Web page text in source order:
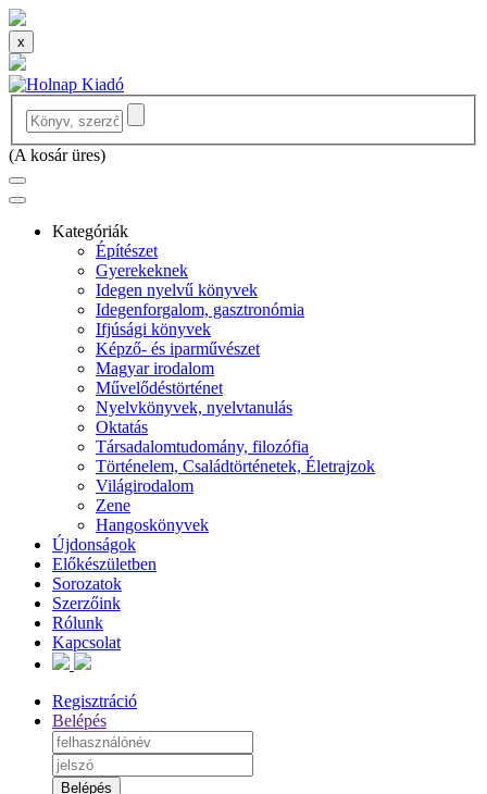
x
(A kosár üres)
Kategóriák
Építészet
Gyerekeknek
Idegen nyelvű könyvek
Idegenforgalom, gasztronómia
Ifjúsági könyvek
Képző- és iparművészet
Magyar irodalom
Művelődéstörténet
Nyelvkönyvek, nyelvtanulás
Oktatás
Társadalomtudomány, filozófia
Történelem, Családtörténetek, Életrajzok
Világirodalom
Zene
Hangoskönyvek
Újdonságok
Előkészületben
Sorozatok
Szerzőink
Rólunk
Kapcsolat
Regisztráció
Belépés